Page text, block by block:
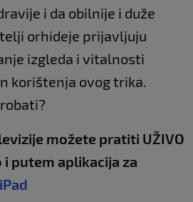
i da obilnije i duže
orhideje prijavljuju
izgleda i vitalnosti
korištenja ovog trika.
možete pratiti UŽIVO
i putem aplikacija za